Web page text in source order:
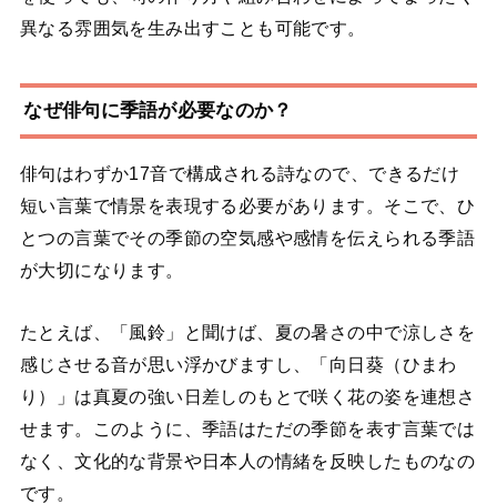
異なる雰囲気を生み出すことも可能です。
なぜ俳句に季語が必要なのか？
俳句はわずか17音で構成される詩なので、できるだけ
短い言葉で情景を表現する必要があります。そこで、ひ
とつの言葉でその季節の空気感や感情を伝えられる季語
が大切になります。
たとえば、「風鈴」と聞けば、夏の暑さの中で涼しさを
感じさせる音が思い浮かびますし、「向日葵（ひまわ
り）」は真夏の強い日差しのもとで咲く花の姿を連想さ
せます。このように、季語はただの季節を表す言葉では
なく、文化的な背景や日本人の情緒を反映したものなの
です。